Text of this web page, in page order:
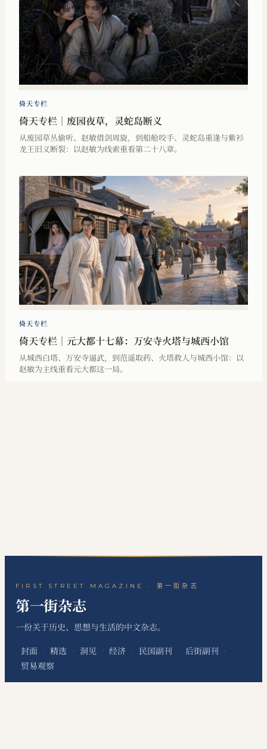
倚天专栏
倚天专栏｜废园夜草，灵蛇岛断义
从废园草丛偷听、赵敏借剑周旋，到船舱咬手、灵蛇岛重逢与紫衫
龙王旧义断裂：以赵敏为线索重看第二十八章。
倚天专栏
倚天专栏｜元大都十七幕：万安寺火塔与城西小馆
从城西白塔、万安寺逼武，到范遥取药、火塔救人与城西小馆：以
赵敏为主线重看元大都这一局。
FIRST STREET MAGAZINE · 第一街杂志
第一街杂志
一份关于历史、思想与生活的中文杂志。
封面 · 精选 · 洞见 · 经济 · 民国副刊 · 后街副刊 ·
贸易观察